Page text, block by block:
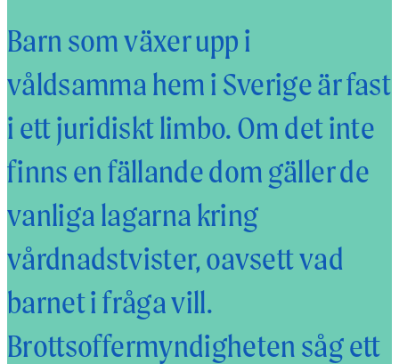
Barn som växer upp i
våldsamma hem i Sverige är fast
i ett juridiskt limbo. Om det inte
finns en fällande dom gäller de
vanliga lagarna kring
vårdnadstvister, oavsett vad
barnet i fråga vill.
Brottsoffermyndigheten såg ett